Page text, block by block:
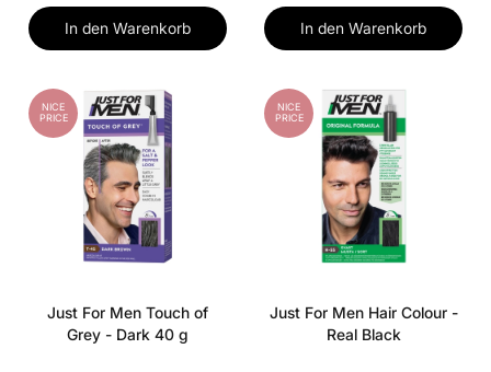
In den Warenkorb In den Warenkorb
NICE
PRICE
Just For Men Touch of
Grey - Dark 40 g
NICE
PRICE
Just For Men Hair Colour -
Real Black